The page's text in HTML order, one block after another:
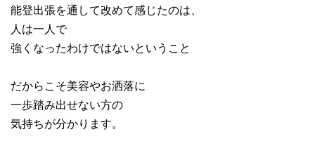
能登出張を通して改めて感じたのは、
人は一人で
強くなったわけではないということ
だからこそ美容やお洒落に
一歩踏み出せない方の
気持ちが分かります。